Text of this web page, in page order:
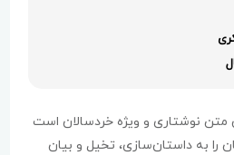
متن نوشتاری و ویژه خردسالان است
را به داستان‌سازی، تخیل و بیان